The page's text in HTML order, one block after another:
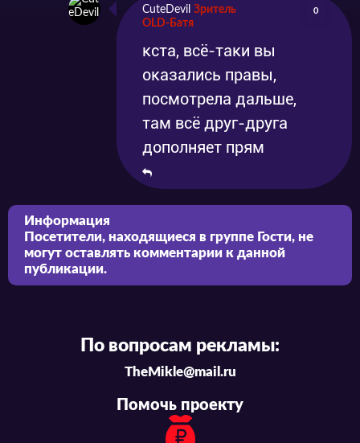
CuteDevil Зритель
OLD-Батя
0
кста, всё-таки вы
оказались правы,
посмотрела дальше,
там всё друг-друга
дополняет прям
Информация
Посетители, находящиеся в группе Гости, не
могут оставлять комментарии к данной
публикации.
По вопросам рекламы:
TheMikle@mail.ru
Помочь проекту